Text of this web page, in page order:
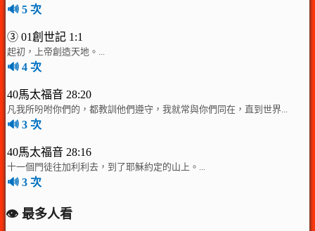
🔊 5 次
③ 01創世記 1:1
起初，上帝創造天地。...
🔊 4 次
40馬太福音 28:20
凡我所吩咐你們的，都教訓他們遵守，我就常與你們同在，直到世界...
🔊 3 次
40馬太福音 28:16
十一個門徒往加利利去，到了耶穌約定的山上。...
🔊 3 次
👁️ 最多人看